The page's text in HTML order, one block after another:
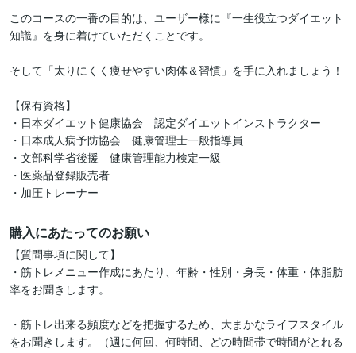
このコースの一番の目的は、ユーザー様に『一生役立つダイエット
知識』を身に着けていただくことです。
そして「太りにくく痩せやすい肉体＆習慣」を手に入れましょう！
【保有資格】
・日本ダイエット健康協会　認定ダイエットインストラクター
・日本成人病予防協会　健康管理士一般指導員
・文部科学省後援　健康管理能力検定一級
・医薬品登録販売者
購入にあたってのお願い
【質問事項に関して】
・筋トレメニュー作成にあたり、年齢・性別・身長・体重・体脂肪
率をお聞きします。
・筋トレ出来る頻度などを把握するため、大まかなライフスタイル
をお聞きします。（週に何回、何時間、どの時間帯で時間がとれる